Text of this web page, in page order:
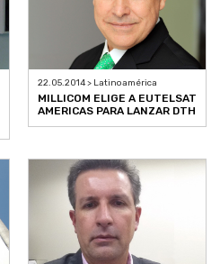
22.05.2014 > Latinoamérica
MILLICOM ELIGE A EUTELSAT
AMERICAS PARA LANZAR DTH